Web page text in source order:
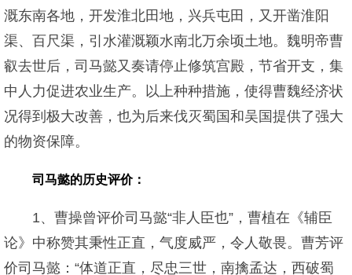
溉东南各地，开发淮北田地，兴兵屯田，又开凿淮阳
渠、百尺渠，引水灌溉颖水南北万余顷土地。魏明帝曹
叡去世后，司马懿又奏请停止修筑宫殿，节省开支，集
中人力促进农业生产。以上种种措施，使得曹魏经济状
况得到极大改善，也为后来伐灭蜀国和吴国提供了强大
的物资保障。
司马懿的历史评价：
1、曹操曾评价司马懿“非人臣也”，曹植在《辅臣
论》中称赞其秉性正直，气度威严，令人敬畏。曹芳评
价司马懿：“体道正直，尽忠三世，南擒孟达，西破蜀